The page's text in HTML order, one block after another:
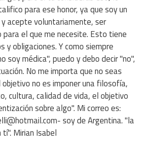
para ese honor, ya que soy un
acepte voluntariamente, ser
el que me necesite. Esto tiene
y obligaciones. Y como siempre
soy médica", puedo y debo decir "no",
No me importa que no seas
no es imponer una filosofía,
cultura, calidad de vida, el objetivo
sobre algo". Mi correo es:
soy de Argentina. "la
Mirian Isabel